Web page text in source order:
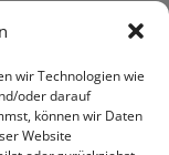
wir Technologien wie
oder darauf
können wir Daten
Website